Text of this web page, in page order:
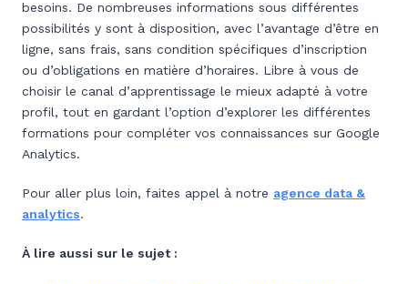
besoins. De nombreuses informations sous différentes
possibilités y sont à disposition, avec l’avantage d’être en
ligne, sans frais, sans condition spécifiques d’inscription
ou d’obligations en matière d’horaires. Libre à vous de
choisir le canal d’apprentissage le mieux adapté à votre
profil, tout en gardant l’option d’explorer les différentes
formations pour compléter vos connaissances sur Google
Analytics.
Pour aller plus loin, faites appel à notre agence data &
analytics.
À lire aussi sur le sujet :